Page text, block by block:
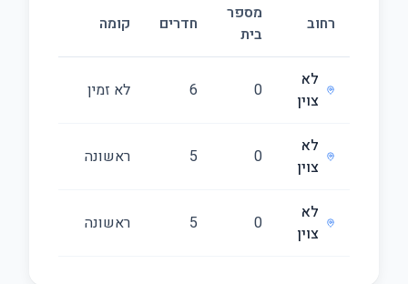
רחוב
מספר
בית
חדרים קומה
לא
צוין
0
6 לא זמין
לא
צוין
0
5 ראשונה
לא
צוין
0
5 ראשונה